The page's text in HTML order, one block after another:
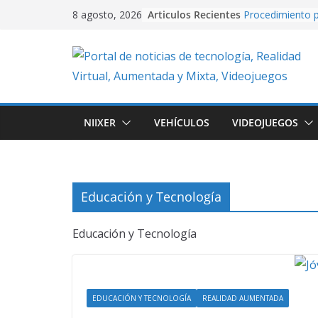
8 agosto, 2026 Articulos Recientes Procedimiento
plataformas 2D
en Unity.
Creación de
EasyAR: Así
que cobra vida
NIIXER VEHÍCULOS VIDEOJUEGOS
Educación y Tecnología
Educación y Tecnología
EDUCACIÓN Y TECNOLOGÍA REALIDAD AUMENTADA